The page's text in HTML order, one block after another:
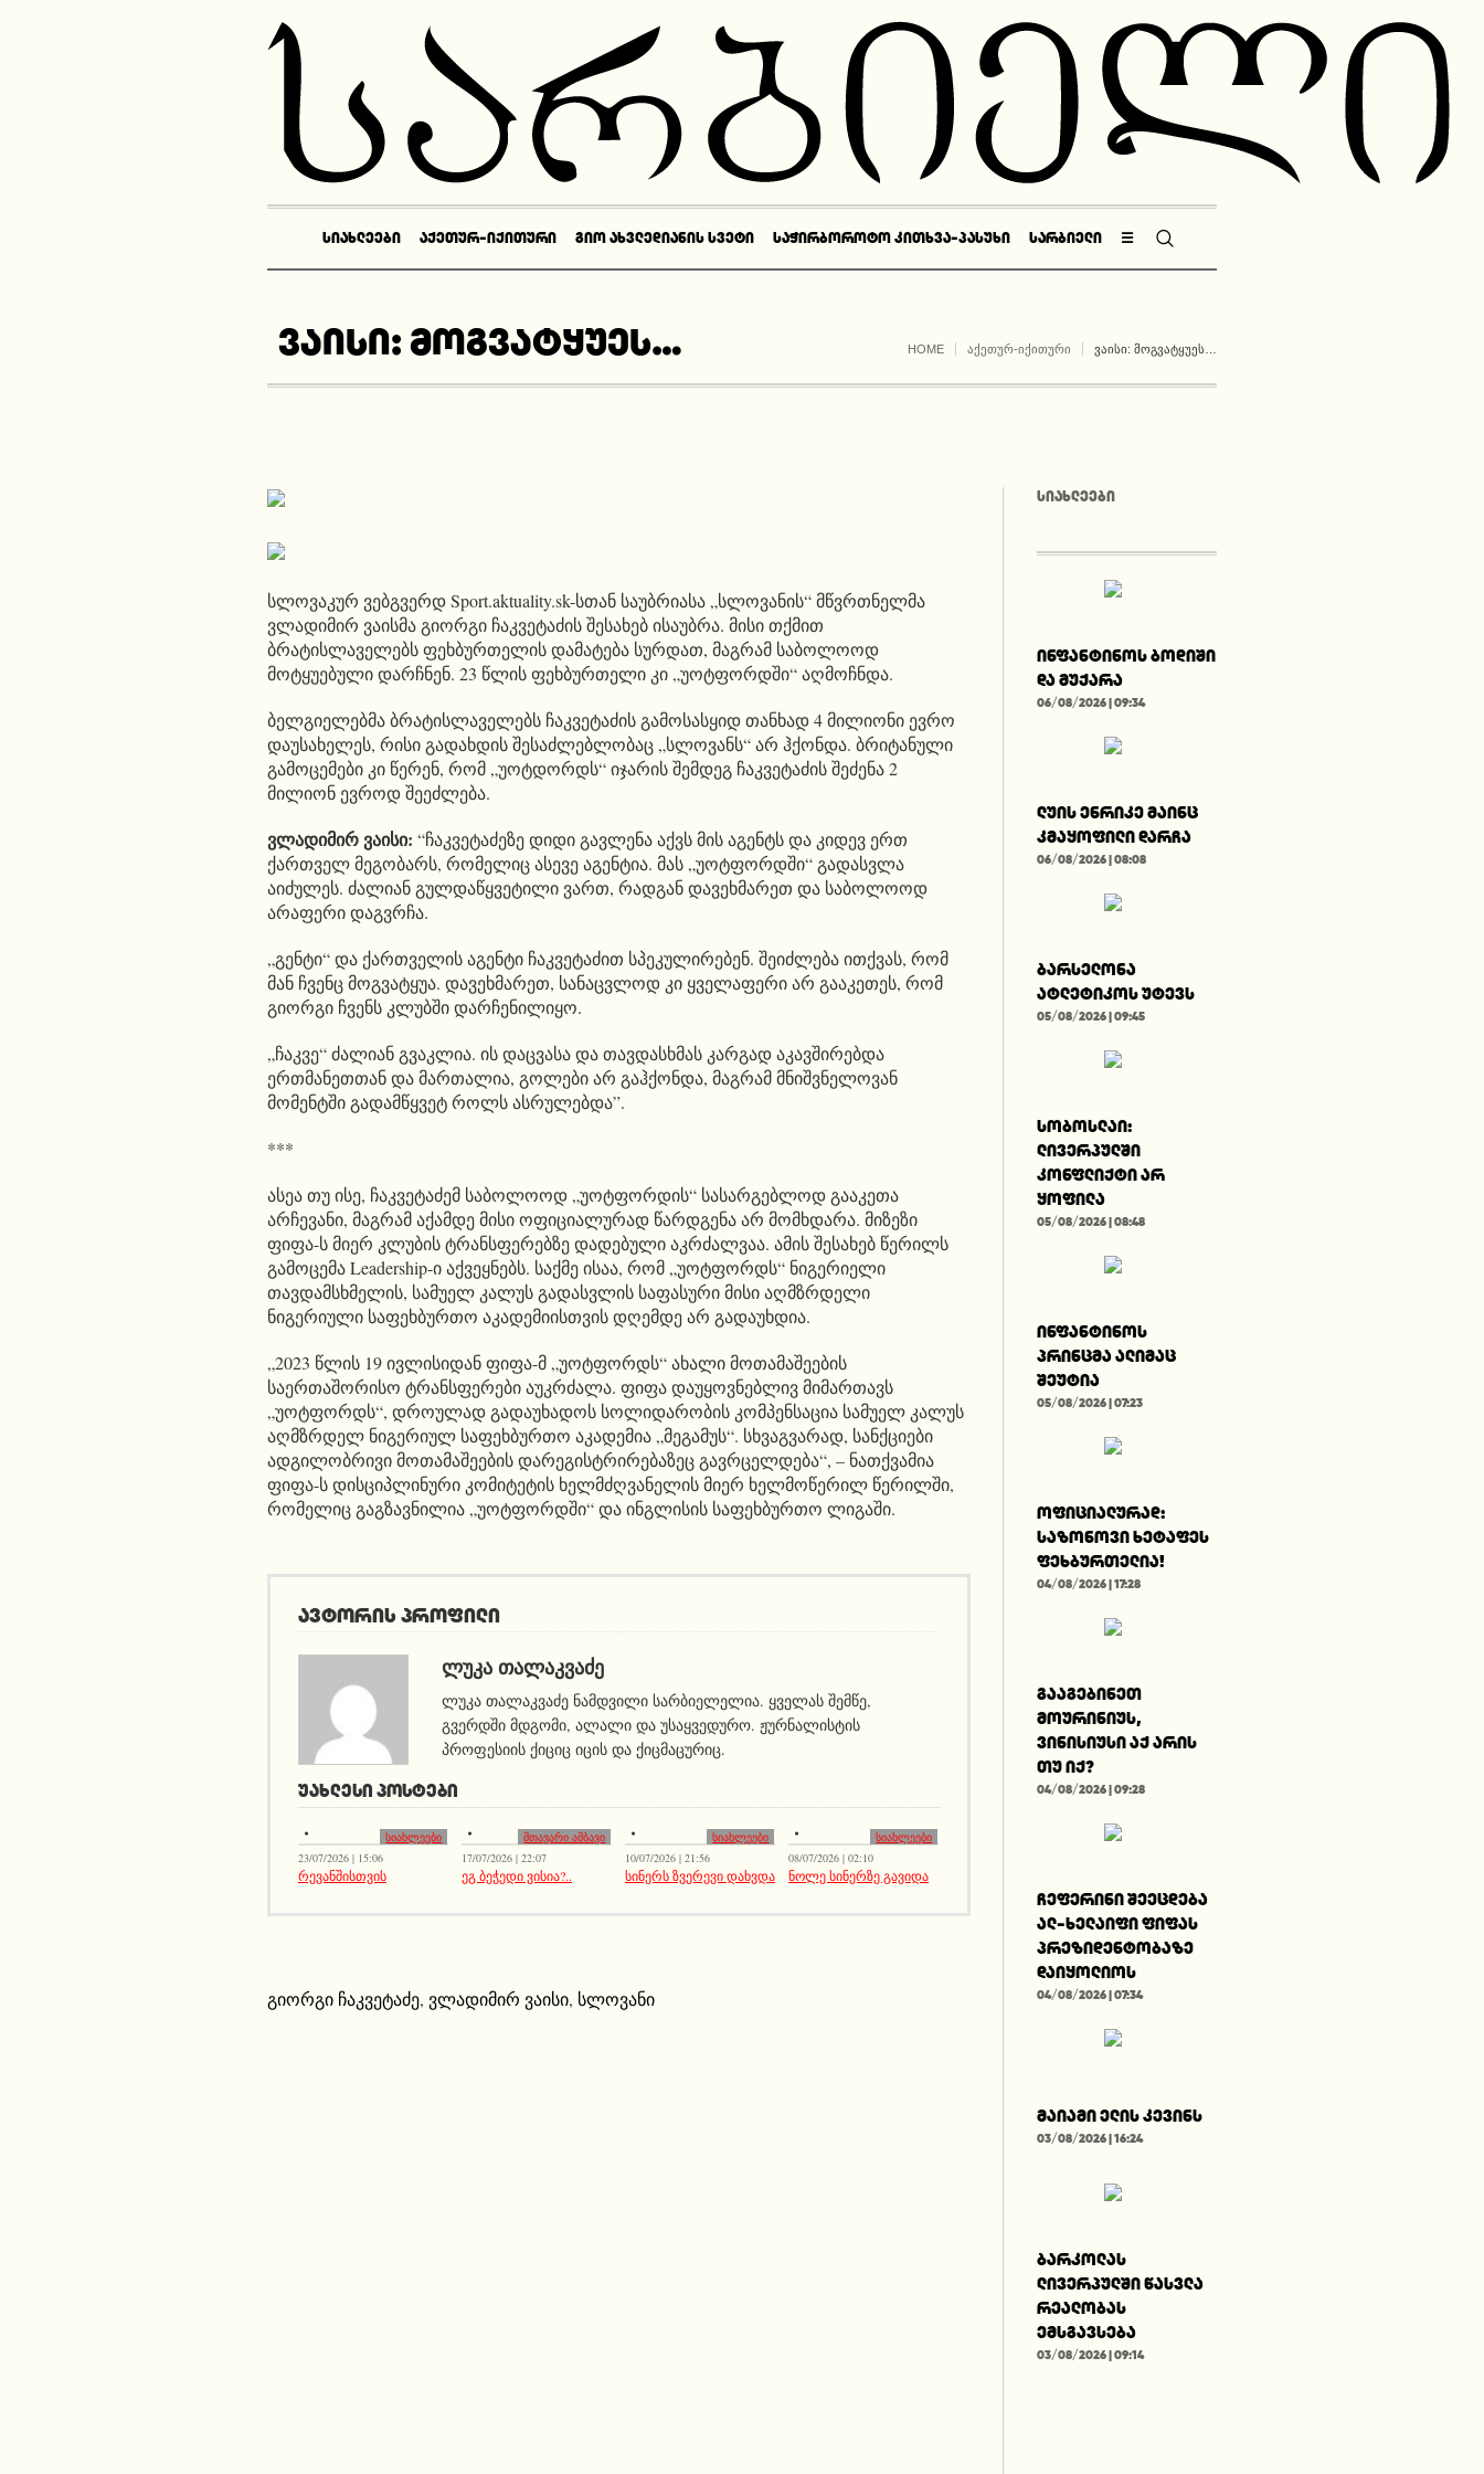
ᲡᲘᲐᲮᲚᲔᲔᲑᲘ ᲐᲥᲔᲗᲣᲠ-ᲘᲥᲘᲗᲣᲠᲘ ᲒᲘᲝ ᲐᲮᲕᲚᲔᲓᲘᲐᲜᲘᲡ ᲡᲕᲔᲢᲘ ᲡᲐᲭᲘᲠᲑᲝᲠᲝᲢᲝ ᲙᲘᲗᲮᲕᲐ-ᲞᲐᲡᲣᲮᲘ ᲡᲐᲠᲑᲘᲔᲚᲘ ☰
ვაისი: მოგვატყუეს… HOME ᲐᲥᲔᲗᲣᲠ-ᲘᲥᲘᲗᲣᲠᲘ ᲕᲐᲘᲡᲘ: ᲛᲝᲒᲕᲐᲢᲧᲣᲔᲡ…
სლოვაკურ ვებგვერდ Sport.aktuality.sk-სთან საუბრიასა „სლოვანის“ მწვრთნელმა
ვლადიმირ ვაისმა გიორგი ჩაკვეტაძის შესახებ ისაუბრა. მისი თქმით
ბრატისლაველებს ფეხბურთელის დამატება სურდათ, მაგრამ საბოლოოდ
მოტყუებული დარჩნენ. 23 წლის ფეხბურთელი კი „უოტფორდში“ აღმოჩნდა.
ბელგიელებმა ბრატისლაველებს ჩაკვეტაძის გამოსასყიდ თანხად 4 მილიონი ევრო
დაუსახელეს, რისი გადახდის შესაძლებლობაც „სლოვანს“ არ ჰქონდა. ბრიტანული
გამოცემები კი წერენ, რომ „უოტდორდს“ იჯარის შემდეგ ჩაკვეტაძის შეძენა 2
მილიონ ევროდ შეეძლება.
ვლადიმირ ვაისი: “ჩაკვეტაძეზე დიდი გავლენა აქვს მის აგენტს და კიდევ ერთ
ქართველ მეგობარს, რომელიც ასევე აგენტია. მას „უოტფორდში“ გადასვლა
აიძულეს. ძალიან გულდაწყვეტილი ვართ, რადგან დავეხმარეთ და საბოლოოდ
არაფერი დაგვრჩა.
„გენტი“ და ქართველის აგენტი ჩაკვეტაძით სპეკულირებენ. შეიძლება ითქვას, რომ
მან ჩვენც მოგვატყუა. დავეხმარეთ, სანაცვლოდ კი ყველაფერი არ გააკეთეს, რომ
გიორგი ჩვენს კლუბში დარჩენილიყო.
„ჩაკვე“ ძალიან გვაკლია. ის დაცვასა და თავდასხმას კარგად აკავშირებდა
ერთმანეთთან და მართალია, გოლები არ გაჰქონდა, მაგრამ მნიშვნელოვან
მომენტში გადამწყვეტ როლს ასრულებდა”.
***
ასეა თუ ისე, ჩაკვეტაძემ საბოლოოდ „უოტფორდის“ სასარგებლოდ გააკეთა
არჩევანი, მაგრამ აქამდე მისი ოფიციალურად წარდგენა არ მომხდარა. მიზეზი
ფიფა-ს მიერ კლუბის ტრანსფერებზე დადებული აკრძალვაა. ამის შესახებ წერილს
გამოცემა Leadership-ი აქვეყნებს. საქმე ისაა, რომ „უოტფორდს“ ნიგერიელი
თავდამსხმელის, სამუელ კალუს გადასვლის საფასური მისი აღმზრდელი
ნიგერიული საფეხბურთო აკადემიისთვის დღემდე არ გადაუხდია.
„2023 წლის 19 ივლისიდან ფიფა-მ „უოტფორდს“ ახალი მოთამაშეების
საერთაშორისო ტრანსფერები აუკრძალა. ფიფა დაუყოვნებლივ მიმართავს
„უოტფორდს“, დროულად გადაუხადოს სოლიდარობის კომპენსაცია სამუელ კალუს
აღმზრდელ ნიგერიულ საფეხბურთო აკადემია „მეგამუს“. სხვაგვარად, სანქციები
ადგილობრივი მოთამაშეების დარეგისტრირებაზეც გავრცელდება“, – ნათქვამია
ფიფა-ს დისციპლინური კომიტეტის ხელმძღვანელის მიერ ხელმოწერილ წერილში,
რომელიც გაგზავნილია „უოტფორდში“ და ინგლისის საფეხბურთო ლიგაში.
ავტორის პროფილი
ᲚᲣᲙᲐ ᲗᲐᲚᲐᲙᲕᲐᲫᲔ
ლუკა თალაკვაძე ნამდვილი სარბიელელია. ყველას შემწე,
გვერდში მდგომი, ალალი და უსაყვედურო. ჟურნალისტის
პროფესიის ქიციც იცის და ქიცმაცურიც.
ᲣᲐᲮᲚᲔᲡᲘ ᲞᲝᲡᲢᲔᲑᲘ
სიახლეები
23/07/2026 | 15:06
რევანშისთვის
მთავარი ამბავი
17/07/2026 | 22:07
ეგ ბეჭედი ვისია?..
სიახლეები
10/07/2026 | 21:56
სინერს ზვერევი დახვდა
სიახლეები
08/07/2026 | 02:10
ნოლე სინერზე გავიდა
გიორგი ჩაკვეტაძე, ვლადიმირ ვაისი, სლოვანი
ᲡᲘᲐᲮᲚᲔᲔᲑᲘ
ინფანტინოს ბოდიში
და მუქარა
06/08/2026 | 09:34
ლუის ენრიკე მაინც
კმაყოფილი დარჩა
06/08/2026 | 08:08
ბარსელონა
ატლეტიკოს უტევს
05/08/2026 | 09:45
სობოსლაი:
ლივერპულში
კონფლიქტი არ
ყოფილა
05/08/2026 | 08:48
ინფანტინოს
პრინცმა ალიმაც
შეუტია
05/08/2026 | 07:23
ოფიციალურად:
საზონოვი ხეტაფეს
ფეხბურთელია!
04/08/2026 | 17:28
გააგებინეთ
მოურინიუს,
ვინისიუსი აქ არის
თუ იქ?
04/08/2026 | 09:28
ჩეფერინი შეეცდება
ალ-ხელაიფი ფიფას
პრეზიდენტობაზე
დაიყოლიოს
04/08/2026 | 07:34
მაიამი ელის კევინს
03/08/2026 | 16:24
ბარკოლას
ლივერპულში წასვლა
რეალობას
ემსგავსება
03/08/2026 | 09:14